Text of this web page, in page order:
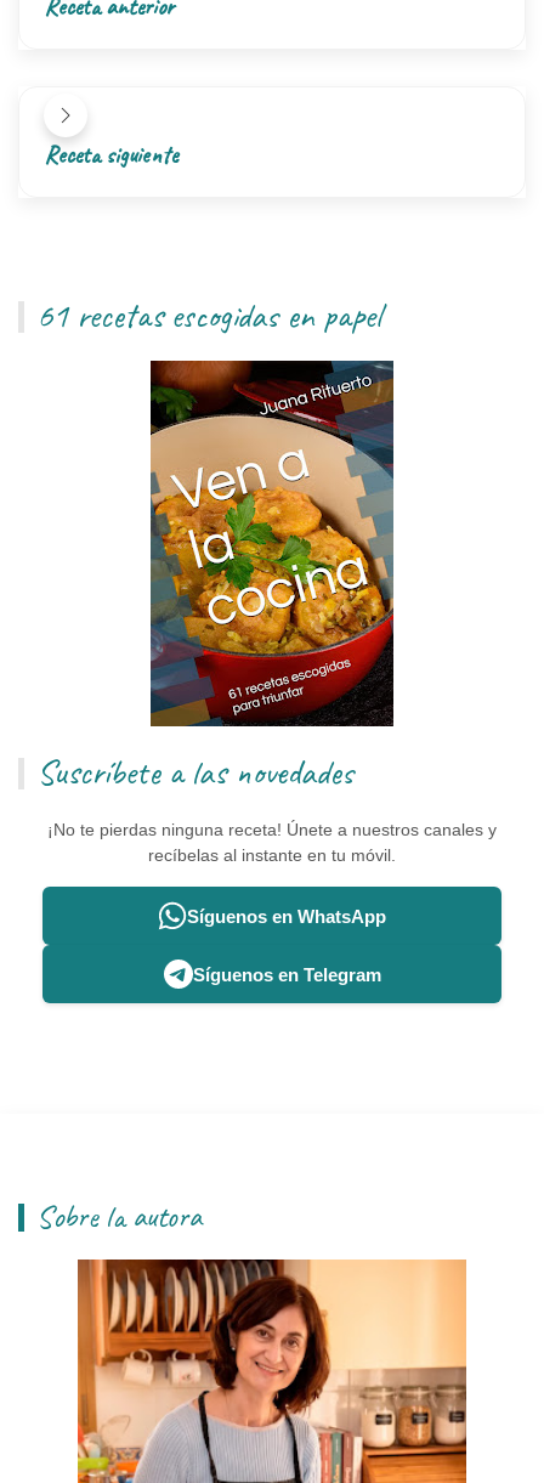
Receta anterior
Receta siguiente
61 recetas escogidas en papel
Suscríbete a las novedades
¡No te pierdas ninguna receta! Únete a nuestros canales y
recíbelas al instante en tu móvil.
Síguenos en WhatsApp
Síguenos en Telegram
Sobre la autora